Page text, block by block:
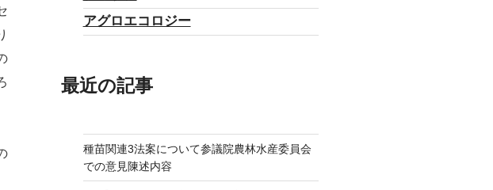
アグロエコロジー
最近の記事
種苗関連3法案について参議院農林水産委員会
での意見陳述内容